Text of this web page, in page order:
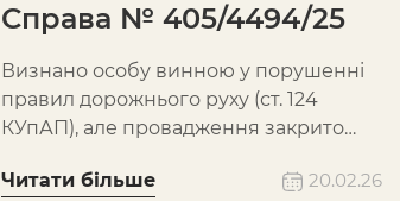
Справа № 405/4494/25
Визнано особу винною у порушенні
правил дорожнього руху (ст. 124
КУпАП), але провадження закрито
адміністративного стягнення.
Читати більше 20.02.26